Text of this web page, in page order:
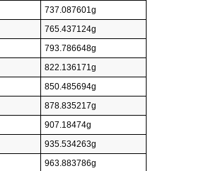
737.087601g
765.437124g
793.786648g
822.136171g
850.485694g
878.835217g
907.18474g
935.534263g
963.883786g